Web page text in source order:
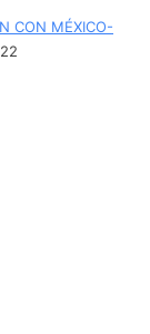
CON MÉXICO-